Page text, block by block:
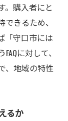
。購入者にと
きるため、
「守口市には
に対して、
、地域の特性
るか